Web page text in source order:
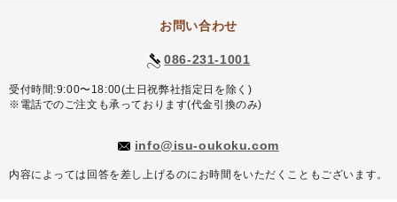
お問い合わせ
086-231-1001
受付時間:9:00〜18:00(土日祝弊社指定日を除く)
※電話でのご注文も承っております(代金引換のみ)
info@isu-oukoku.com
内容によっては回答を差し上げるのにお時間をいただくこともございます。